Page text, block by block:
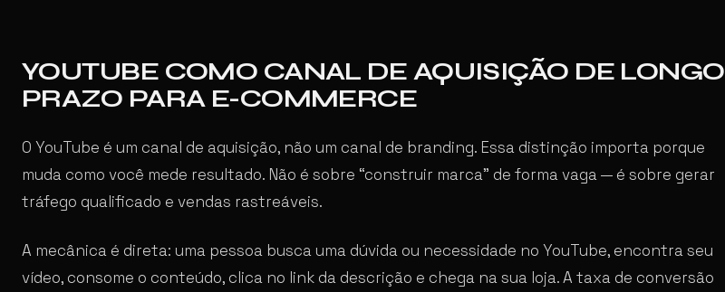
YOUTUBE COMO CANAL DE AQUISIÇÃO DE LONGO
PRAZO PARA E-COMMERCE
O YouTube é um canal de aquisição, não um canal de branding. Essa distinção importa porque
muda como você mede resultado. Não é sobre “construir marca” de forma vaga — é sobre gerar
tráfego qualificado e vendas rastreáveis.
A mecânica é direta: uma pessoa busca uma dúvida ou necessidade no YouTube, encontra seu
vídeo, consome o conteúdo, clica no link da descrição e chega na sua loja. A taxa de conversão